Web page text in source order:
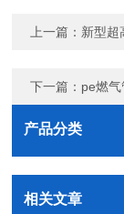
上一篇： 新型超
下一篇： pe燃
产品分类
相关文章